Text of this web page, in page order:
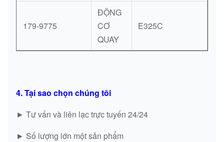
179-9775
ĐỘNG
CƠ
QUAY
E325C
4. Tại sao chọn chúng tôi
► Tư vấn và liên lạc trực tuyến 24/24
► Số lượng lớn một sản phẩm